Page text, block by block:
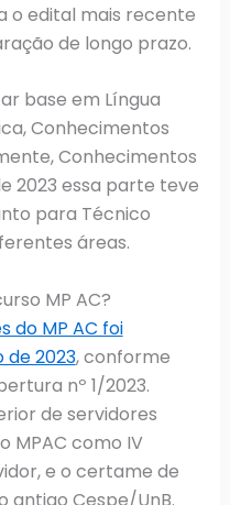
o edital mais recente
de longo prazo.
base em Língua
Conhecimentos
Conhecimentos
2023 essa parte teve
para Técnico
áreas.
MP AC?
do MP AC foi
de 2023, conforme
nº 1/2023.
de servidores
MPAC como IV
e o certame de
antigo Cespe/UnB.